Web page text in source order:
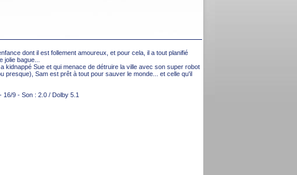
dont il est follement amoureux, et pour cela, il a tout planifié
bague...
kidnappé Sue et qui menace de détruire la ville avec son super robot
presque), Sam est prêt à tout pour sauver le monde... et celle qu'il
16/9 - Son : 2.0 / Dolby 5.1